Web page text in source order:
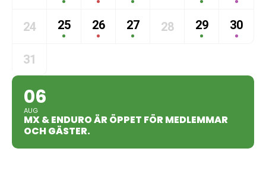
24 25 26 27 28 29 30
31
06
AUG
MX & ENDURO ÄR ÖPPET FÖR MEDLEMMAR
OCH GÄSTER.